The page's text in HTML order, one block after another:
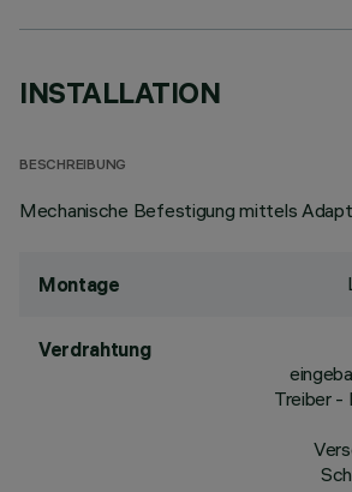
INSTALLATION
BESCHREIBUNG
Mechanische Befestigung mittels
Montage
Verdrahtung
Treiber -